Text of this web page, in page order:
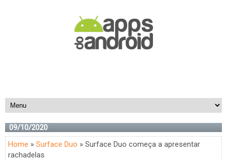
09/10/2020
Home » Surface Duo » Surface Duo começa a apresentar
rachadelas